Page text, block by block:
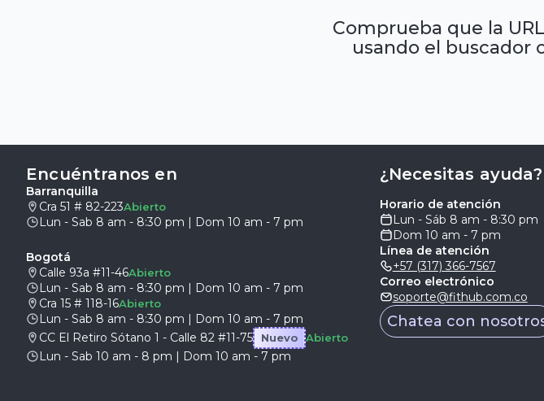
Comprueba que la
usando el buscador
Encuéntranos en
Barranquilla
Cra 51 # 82-223Abierto
Lun - Sab 8 am - 8:30 pm | Dom 10 am - 7 pm
Bogotá
Calle 93a #11-46Abierto
Lun - Sab 8 am - 8:30 pm | Dom 10 am - 7 pm
Cra 15 # 118-16Abierto
Lun - Sab 8 am - 8:30 pm | Dom 10 am - 7 pm
CC El Retiro Sótano 1 - Calle 82 #11-75
Nuevo Abierto
Lun - Sab 10 am - 8 pm | Dom 10 am - 7 pm
¿Necesitas ayuda?
Horario de atención
Lun - Sáb 8 am - 8:30 pm
Dom 10 am - 7 pm
Línea de atención
+57 (317) 366-7567
Correo electrónico
soporte@fithub.com.co
Chatea con